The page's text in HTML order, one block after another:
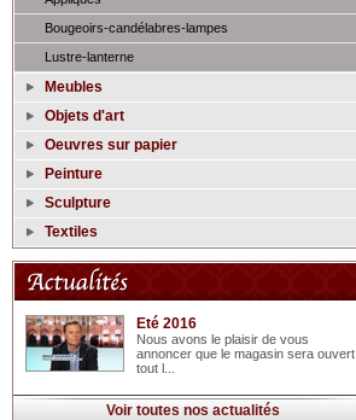
Bougeoirs-candélabres-lampes
Lustre-lanterne
Meubles
Objets d'art
Oeuvres sur papier
Peinture
Sculpture
Textiles
Eté 2016
Nous avons le plaisir de vous
annoncer que le magasin sera ouvert
tout l...
Voir toutes nos actualités